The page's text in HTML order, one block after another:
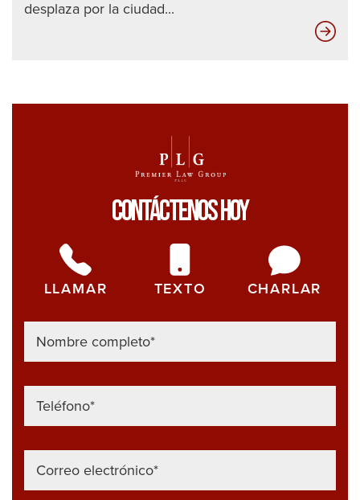
desplaza por la ciudad...
Las
Contáctenos Hoy
LLAMAR TEXTO CHARLAR